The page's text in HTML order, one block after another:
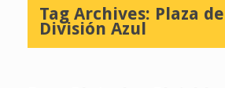
Tag Archives: Plaza
División Azul